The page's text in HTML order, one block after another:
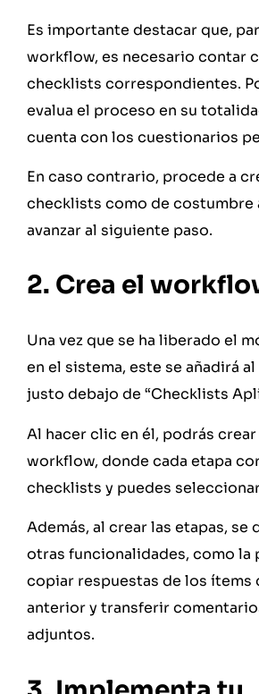
Es importante destacar que,
workflow, es necesario contar
checklists correspondientes.
evalua el proceso en su
cuenta con los cuestionarios
En caso contrario, procede a
checklists como de costumbre
avanzar al siguiente paso.
2. Crea el
Una vez que se ha liberado el
en el sistema, este se añadirá
justo debajo de “Checklists
Al hacer clic en él, podrás crear
workflow, donde cada etapa
checklists y puedes
Además, al crear las etapas, se
otras funcionalidades, como la
copiar respuestas de los ítems
anterior y transferir
adjuntos.